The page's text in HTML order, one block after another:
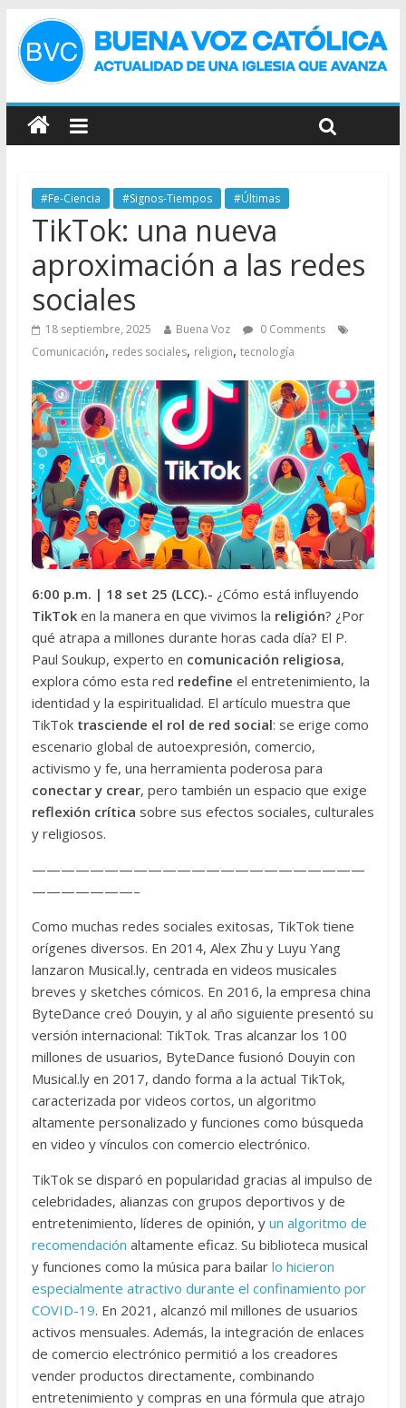
#Fe-Ciencia #Signos-Tiempos #Últimas
TikTok: una nueva
aproximación a las redes
sociales
18 septiembre, 2025 Buena Voz
0 Comments
Comunicación, redes sociales, religion, tecnología
6:00 p.m. | 18 set 25 (LCC).- ¿Cómo está influyendo
TikToken la manera en que vivimos la religión? ¿Por
qué atrapa a millones durante horas cada día? El P.
Paul Soukup, experto en comunicación religiosa,
explora cómo esta red redefine el entretenimiento, la
identidad y la espiritualidad. El artículo muestra que
TikTok trasciende el rol de red social: se erige como
escenario global de autoexpresión, comercio,
activismo y fe, una herramienta poderosa para
conectar y crear, pero también un espacio que exige
reflexión crítica sobre sus efectos sociales, culturales
y religiosos.
———————————————————————
———————–
Como muchas redes sociales exitosas, TikTok tiene
orígenes diversos. En 2014, Alex Zhu y Luyu Yang
lanzaron Musical.ly, centrada en videos musicales
breves y sketches cómicos. En 2016, la empresa china
ByteDance creó Douyin, y al año siguiente presentó su
versión internacional: TikTok. Tras alcanzar los 100
millones de usuarios, ByteDance fusionó Douyin con
Musical.ly en 2017, dando forma a la actual TikTok,
caracterizada por videos cortos, un algoritmo
altamente personalizado y funciones como búsqueda
en video y vínculos con comercio electrónico.
TikTok se disparó en popularidad gracias al impulso de
celebridades, alianzas con grupos deportivos y de
entretenimiento, líderes de opinión, y un algoritmo de
recomendación altamente eficaz. Su biblioteca musical
y funciones como la música para bailar lo hicieron
especialmente atractivo durante el confinamiento por
COVID-19. En 2021, alcanzó mil millones de usuarios
activos mensuales. Además, la integración de enlaces
de comercio electrónico permitió a los creadores
vender productos directamente, combinando
entretenimiento y compras en una fórmula que atrajo